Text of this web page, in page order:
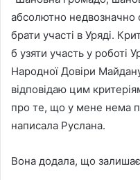
абсолютно
брати участі в Уряді.
б узяти участь у роботі
Народної Довіри
відповідаю цим
про те, що у мене нема
написала Руслана.
Вона додала, що